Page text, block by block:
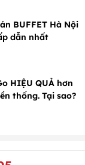
BUFFET Hà Nội
dẫn nhất
HIỆU QUẢ hơn
thống. Tại sao?